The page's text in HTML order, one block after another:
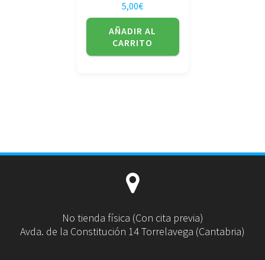
5,00€
AÑADIR AL
CARRITO
No tienda física (Con cita previa)
Avda. de la Constitución 14 Torrelavega (Cantabria)